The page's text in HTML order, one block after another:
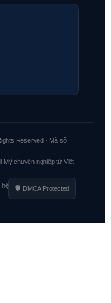
Reserved · Mã số
Mỹ chuyên nghiệp từ Việt
hệ 🛡 DMCA Protected